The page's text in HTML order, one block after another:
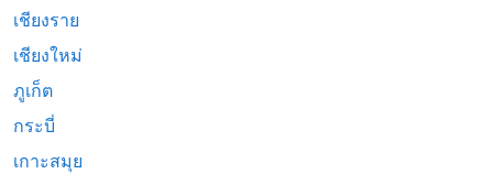
เชียงราย
เชียงใหม่
ภูเก็ต
กระบี่
เกาะสมุย